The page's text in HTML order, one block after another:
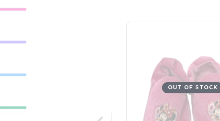
OUT OF STOCK